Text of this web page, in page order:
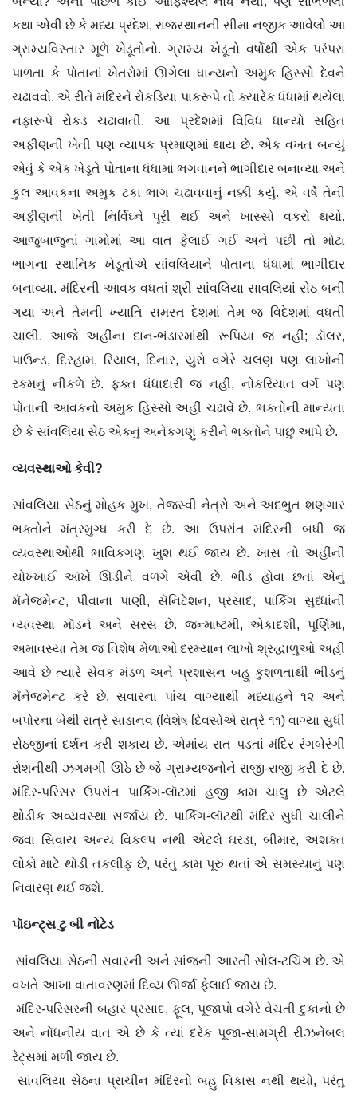
કથા એવી છે કે મધ્ય પ્રદેશ, રાજસ્થાનની સીમા નજીક આવેલો આ
ગ્રામ્યવિસ્તાર મૂળે ખેડૂતોનો. ગ્રામ્ય ખેડૂતો વર્ષોથી એક પરંપરા
પાળતા કે પોતાનાં ખેતરોમાં ઊગેલા ધાન્યનો અમુક હિસ્સો દેવને
ચઢાવવો. એ રીતે મંદિરને રોકડિયા પાકરૂપે તો ક્યારેક ધંધામાં થયેલા
નફારૂપે રોકડ ચઢાવાતી. આ પ્રદેશમાં વિવિધ ધાન્યો સહિત
અફીણની ખેતી પણ વ્યાપક પ્રમાણમાં થાય છે. એક વખત બન્યું
એવું કે એક ખેડૂતે પોતાના ધંધામાં ભગવાનને ભાગીદાર બનાવ્યા અને
કુલ આવકના અમુક ટકા ભાગ ચઢાવવાનું નક્કી કર્યું. એ વર્ષે તેની
અફીણની ખેતી નિર્વિઘ્ને પૂરી થઈ અને ખાસ્સો વકરો થયો.
આજુબાજુનાં ગામોમાં આ વાત ફેલાઈ ગઈ અને પછી તો મોટા
ભાગના સ્થાનિક ખેડૂતોએ સાંવલિયાને પોતાના ધંધામાં ભાગીદાર
બનાવ્યા. મંદિરની આવક વધતાં શ્રી સાંવલિયા સાવલિયાં સેઠ બની
ગયા અને તેમની ખ્યાતિ સમસ્ત દેશમાં તેમ જ વિદેશમાં વધતી
ચાલી. આજે અહીંના દાન-ભંડારમાંથી રૂપિયા જ નહીં; ડૉલર,
પાઉન્ડ, દિરહામ, રિયાલ, દિનાર, યુરો વગેરે ચલણ પણ લાખોની
રકમનું નીકળે છે. ફક્ત ધંધાદારી જ નહીં, નોકરિયાત વર્ગ પણ
પોતાની આવકનો અમુક હિસ્સો અહીં ચઢાવે છે. ભક્તોની માન્યતા
છે કે સાંવલિયા સેઠ એકનું અનેકગણું કરીને ભક્તોને પાછું આપે છે.
વ્યવસ્થાઓ કેવી?
સાંવલિયા સેઠનું મોહક મુખ, તેજસ્વી નેત્રો અને અદભુત શણગાર
ભક્તોને મંત્રમુગ્ધ કરી દે છે. આ ઉપરાંત મંદિરની બધી જ
વ્યવસ્થાઓથી ભાવિકગણ ખુશ થઈ જાય છે. ખાસ તો અહીંની
ચોખ્ખાઈ આંખે ઊડીને વળગે એવી છે. ભીડ હોવા છતાં એનું
મૅનેજમેન્ટ, પીવાના પાણી, સૅનિટેશન, પ્રસાદ, પાર્કિગ સુધ્ધાંની
વ્યવસ્થા મૉડર્ન અને સરસ છે. જન્માષ્ટમી, એકાદશી, પૂર્ણિમા,
અમાવસ્યા તેમ જ વિશેષ મેળાઓ દરમ્યાન લાખો શ્રદ્ધાળુઓ અહીં
આવે છે ત્યારે સેવક મંડળ અને પ્રશાસન બહુ કુશળતાથી ભીડનું
મૅનેજમેન્ટ કરે છે. સવારના પાંચ વાગ્યાથી મધ્યાહને ૧૨ અને
બપોરના બેથી રાત્રે સાડાનવ (વિશેષ દિવસોએ રાત્રે ૧૧) વાગ્યા સુધી
સેઠજીનાં દર્શન કરી શકાય છે. એમાંય રાત પડતાં મંદિર રંગબેરંગી
રોશનીથી ઝગમગી ઊઠે છે જે ગ્રામ્યજનોને રાજી-રાજી કરી દે છે.
મંદિર-પરિસર ઉપરાંત પાર્કિગ-લૉટમાં હજી કામ ચાલુ છે એટલે
થોડીક અવ્યવસ્થા સર્જાય છે. પાર્કિગ-લૉટથી મંદિર સુધી ચાલીને
જવા સિવાય અન્ય વિકલ્પ નથી એટલે ઘરડા, બીમાર, અશક્ત
લોકો માટે થોડી તકલીફ છે, પરંતુ કામ પૂરું થતાં એ સમસ્યાનું પણ
નિવારણ થઈ જશે.
પૉઇન્ટ્સ ટુ બી નોટેડ
સાંવલિયા સેઠની સવારની અને સાંજની આરતી સોલ-ટચિંગ છે. એ
વખતે આખા વાતાવરણમાં દિવ્ય ઊર્જા ફેલાઈ જાય છે.
મંદિર-પરિસરની બહાર પ્રસાદ, ફૂલ, પૂજાપો વગેરે વેચતી દુકાનો છે
અને નોંધનીય વાત એ છે કે ત્યાં દરેક પૂજા-સામગ્રી રીઝનેબલ
રેટ્સમાં મળી જાય છે.
સાંવલિયા સેઠના પ્રાચીન મંદિરનો બહુ વિકાસ નથી થયો, પરંતુ